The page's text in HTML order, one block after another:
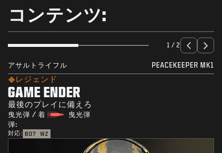
コンテンツ:
1 / 2
アサルトライフル PEACEKEEPER MK1
レジェンド
GAME ENDER
最後のプレイに備えろ
曳光弾 / 着
弾:
曳光弾
対応: BO7 WZ